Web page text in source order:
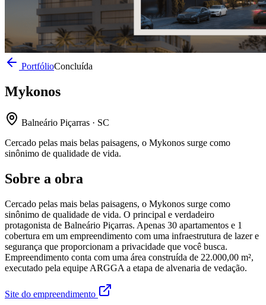
PortfólioConcluída
Mykonos
Balneário Piçarras · SC
Cercado pelas mais belas paisagens, o Mykonos surge como
sinônimo de qualidade de vida.
Sobre a obra
Cercado pelas mais belas paisagens, o Mykonos surge como
sinônimo de qualidade de vida. O principal e verdadeiro
protagonista de Balneário Piçarras. Apenas 30 apartamentos e 1
cobertura em um empreendimento com uma infraestrutura de lazer e
segurança que proporcionam a privacidade que você busca.
Empreendimento conta com uma área construída de 22.000,00 m²,
executado pela equipe ARGGA a etapa de alvenaria de vedação.
Site do empreendimento